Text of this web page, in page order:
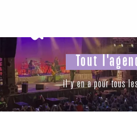
principal
Tout
il y en a pour tous